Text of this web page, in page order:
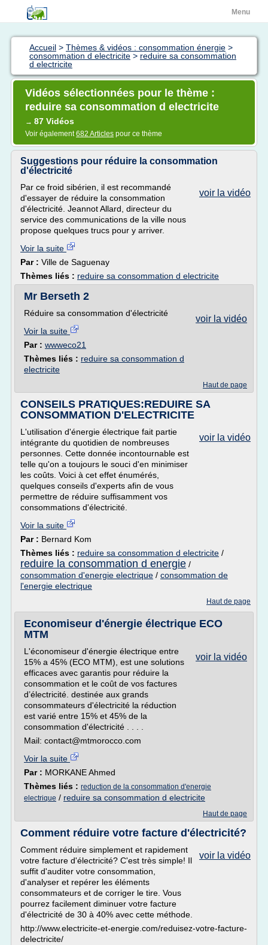
Menu
Accueil > Thèmes & vidéos : consommation énergie >
consommation d electricite > reduire sa consommation
d electricite
Vidéos sélectionnées pour le thème :
reduire sa consommation d electricite
→ 87 Vidéos
Voir également682 Articles pour ce thème
Suggestions pour réduire la consommation
d'électricité
voir la vidéo
Par ce froid sibérien, il est recommandé
d'essayer de réduire la consommation
d'électricité. Jeannot Allard, directeur du
service des communications de la ville nous
propose quelques trucs pour y arriver.
Voir la suite
Par : Ville de Saguenay
Thèmes liés : reduire sa consommation d electricite
Mr Berseth 2
voir la vidéo
Réduire sa consommation d'électricité
Voir la suite
Par : wwweco21
Thèmes liés : reduire sa consommation d
electricite
Haut de page
CONSEILS PRATIQUES:REDUIRE SA
CONSOMMATION D'ELECTRICITE
voir la vidéo
L'utilisation d'énergie électrique fait partie
intégrante du quotidien de nombreuses
personnes. Cette donnée incontournable est
telle qu'on a toujours le souci d'en minimiser
les coûts. Voici à cet effet énumérés,
quelques conseils d'experts afin de vous
permettre de réduire suffisamment vos
consommations d'électricité.
Voir la suite
Par : Bernard Kom
Thèmes liés : reduire sa consommation d electricite /
reduire la consommation d energie /
consommation d'energie electrique / consommation de
l'energie electrique
Haut de page
Economiseur d'énergie électrique ECO
MTM
voir la vidéo
L'économiseur d'énergie électrique entre
15% a 45% (ECO MTM), est une solutions
efficaces avec garantis pour réduire la
consommation et le coût de vos factures
d’électricité. destinée aux grands
consommateurs d'électricité la réduction
est varié entre 15% et 45% de la
consommation d'électricité . . . .
Mail: contact@mtmorocco.com
Voir la suite
Par : MORKANE Ahmed
Thèmes liés : reduction de la consommation d'energie
electrique / reduire sa consommation d electricite
Haut de page
Comment réduire votre facture d'électricité?
voir la vidéo
Comment réduire simplement et rapidement
votre facture d'électricité? C'est très simple! Il
suffit d'auditer votre consommation,
d'analyser et repérer les éléments
consommateurs et de corriger le tire. Vous
pourrez facilement diminuer votre facture
d'électricité de 30 à 40% avec cette méthode.
http://www.electricite-et-energie.com/reduisez-votre-facture-
delectricite/